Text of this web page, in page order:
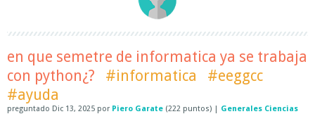
en que semetre de informatica ya se trabaja
con python¿?
#informatica
#eeggcc
#ayuda
preguntado Dic 13, 2025 por Piero Garate (222 puntos) | Generales Ciencias